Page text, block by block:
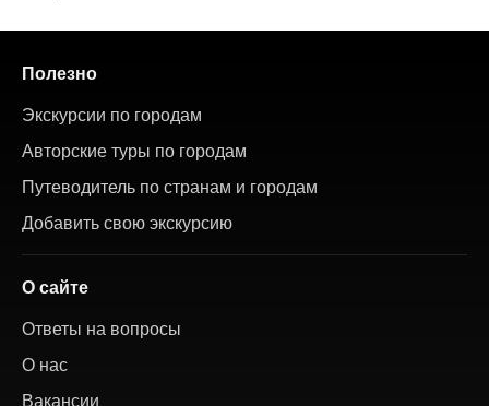
Полезно
Экскурсии по городам
Авторские туры по городам
Путеводитель по странам и городам
Добавить свою экскурсию
О сайте
Ответы на вопросы
О нас
Вакансии